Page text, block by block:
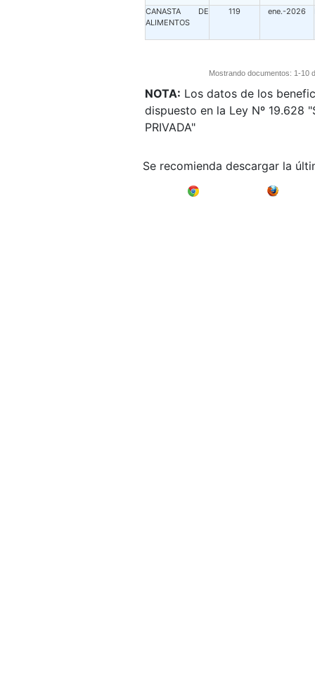
CANASTA DE
ALIMENTOS
119 ene.-2026
Mostrando documentos: 1-10
NOTA: Los datos de los
dispuesto en la Ley Nº 19.628
PRIVADA"
Se recomienda descargar la